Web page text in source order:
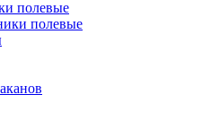
полевые
полевые